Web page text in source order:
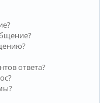
ответа?